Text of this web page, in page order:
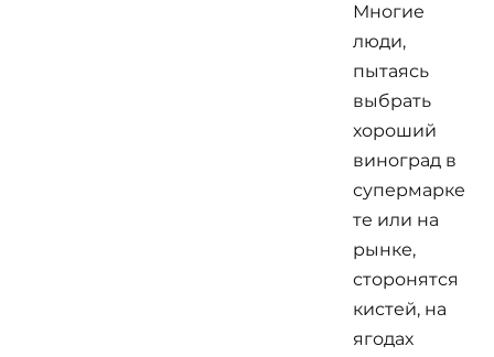
Многие
люди,
пытаясь
выбрать
хороший
виноград в
супермарке
те или на
рынке,
сторонятся
кистей, на
ягодах